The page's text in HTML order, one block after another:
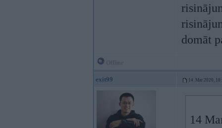
domāt
exit99 14. Mar 2020,
14